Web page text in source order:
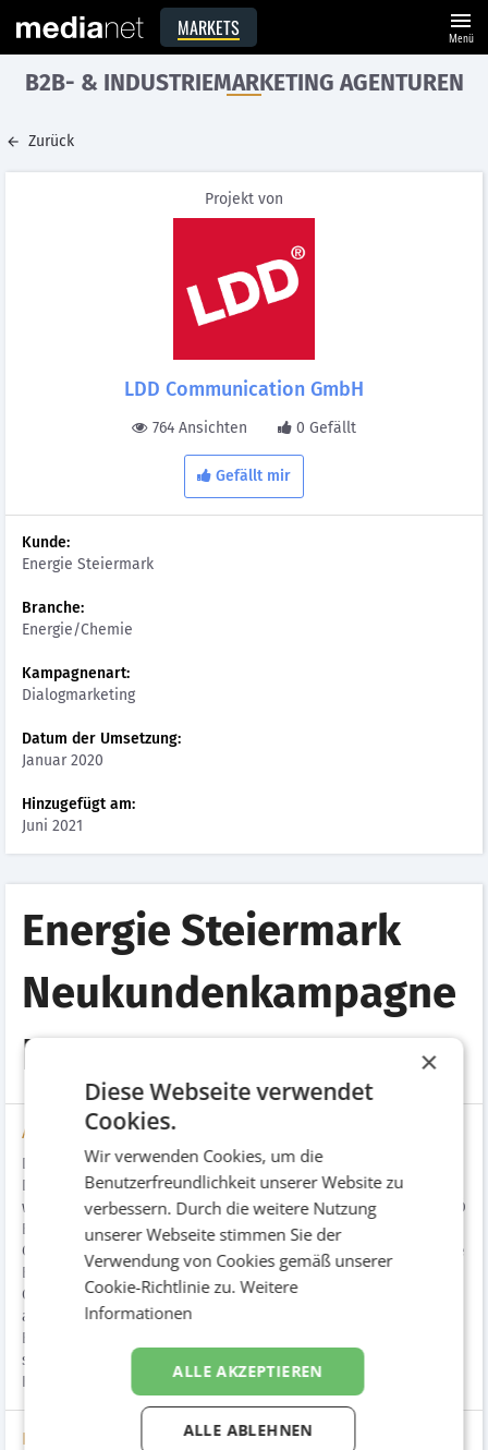
MARKETS menu
Menü
B2B- & INDUSTRIEMARKETING AGENTUREN
Zurück
Projekt von
LDD Communication GmbH
764 Ansichten 0 Gefällt
Gefällt mir
Kunde:
Energie Steiermark
Branche:
Energie/Chemie
Kampagnenart:
Dialogmarketing
Datum der Umsetzung:
Januar 2020
Hinzugefügt am:
Juni 2021
Energie Steiermark
Neukundenkampagne
B2B
Aufgabenstellung
Die Energie Steiermark, viertgrößtes Energie- und
Dienstleistungsunternehmen Österreichs mit Sitz in Graz,
wollte in einer B2B-Vertriebsoffensive erstmals offiziell den OÖ
Energie-Markt aktiv bearbeiten. Durch die Kombination einer
Offline- und Online-Strategie sollten Neukundentermine für die
Energie Steiermark in Oberösterreich generiert werden.
Gleichzeitig sollte das Konzept so breit sein, dass es auch auf
andere Bundesländer umlegbar sein könnte. Kampagnenziele:
B2B-Neukundengewinnung, Awareness- und Absatzsteigerung
sowie Steigerung der Markenbekanntheit. Zielgruppe:
Kleinbetriebe, Gemeinden, Industriebetriebe.
Lösung
×
Diese Webseite verwendet
Cookies.
Wir verwenden Cookies, um die
Benutzerfreundlichkeit unserer Website zu
verbessern. Durch die weitere Nutzung
unserer Webseite stimmen Sie der
Verwendung von Cookies gemäß unserer
Cookie-Richtlinie zu.Weitere
Informationen
ALLE AKZEPTIEREN
ALLE ABLEHNEN